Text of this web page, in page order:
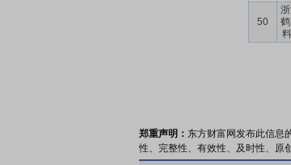
50
郑重声明： 东方财富网发布此信息
性、完整性、有效性、及时性、原